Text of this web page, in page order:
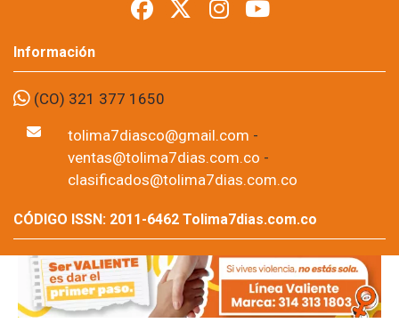
Información
(CO) 321 377 1650
tolima7diasco@gmail.com -
ventas@tolima7dias.com.co -
clasificados@tolima7dias.com.co
CÓDIGO ISSN: 2011-6462 Tolima7dias.com.co
Tolima7dias.com.co - Prohibida su reproducción total o
parcial, así como su traducción a cualquier idioma sin
autorización escrita de su titular. Noticias de Ibagué-
Tolima, Colombia y el mundo.